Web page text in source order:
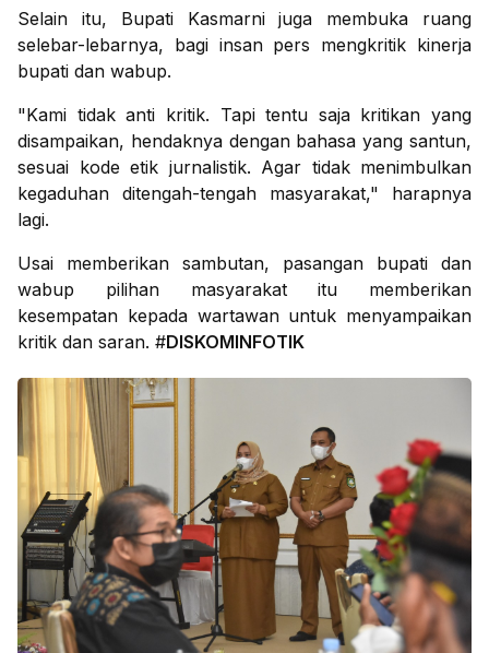
Selain itu, Bupati Kasmarni juga membuka ruang
selebar-lebarnya, bagi insan pers mengkritik kinerja
bupati dan wabup.
"Kami tidak anti kritik. Tapi tentu saja kritikan yang
disampaikan, hendaknya dengan bahasa yang santun,
sesuai kode etik jurnalistik. Agar tidak menimbulkan
kegaduhan ditengah-tengah masyarakat," harapnya
lagi.
Usai memberikan sambutan, pasangan bupati dan
wabup pilihan masyarakat itu memberikan
kesempatan kepada wartawan untuk menyampaikan
kritik dan saran. #DISKOMINFOTIK